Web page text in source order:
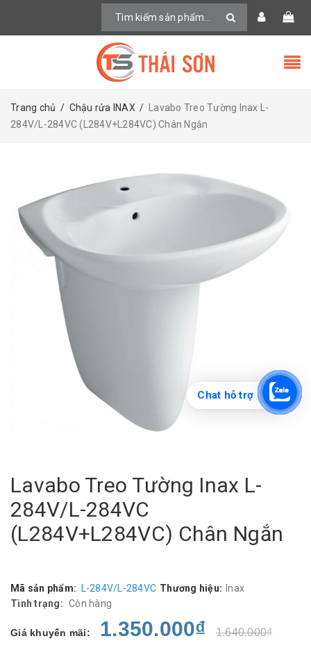
Trang chủ / Chậu rửa INAX /
Lavabo Treo Tường Inax L-
284V/L-284VC (L284V+L284VC) Chân Ngắn
Lavabo Treo Tường Inax L-
284V/L-284VC
(L284V+L284VC) Chân Ngắn
Mã sản phẩm: L-284V/L-284VC Thương hiệu: Inax
Tình trạng: Còn hàng
Giá khuyến mãi: 1.350.000₫ 1.640.000₫
Chat hỗ trợ